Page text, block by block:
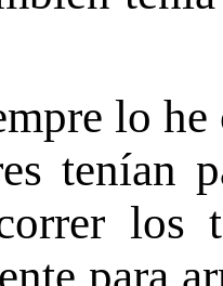
lo he
tenían
los
para